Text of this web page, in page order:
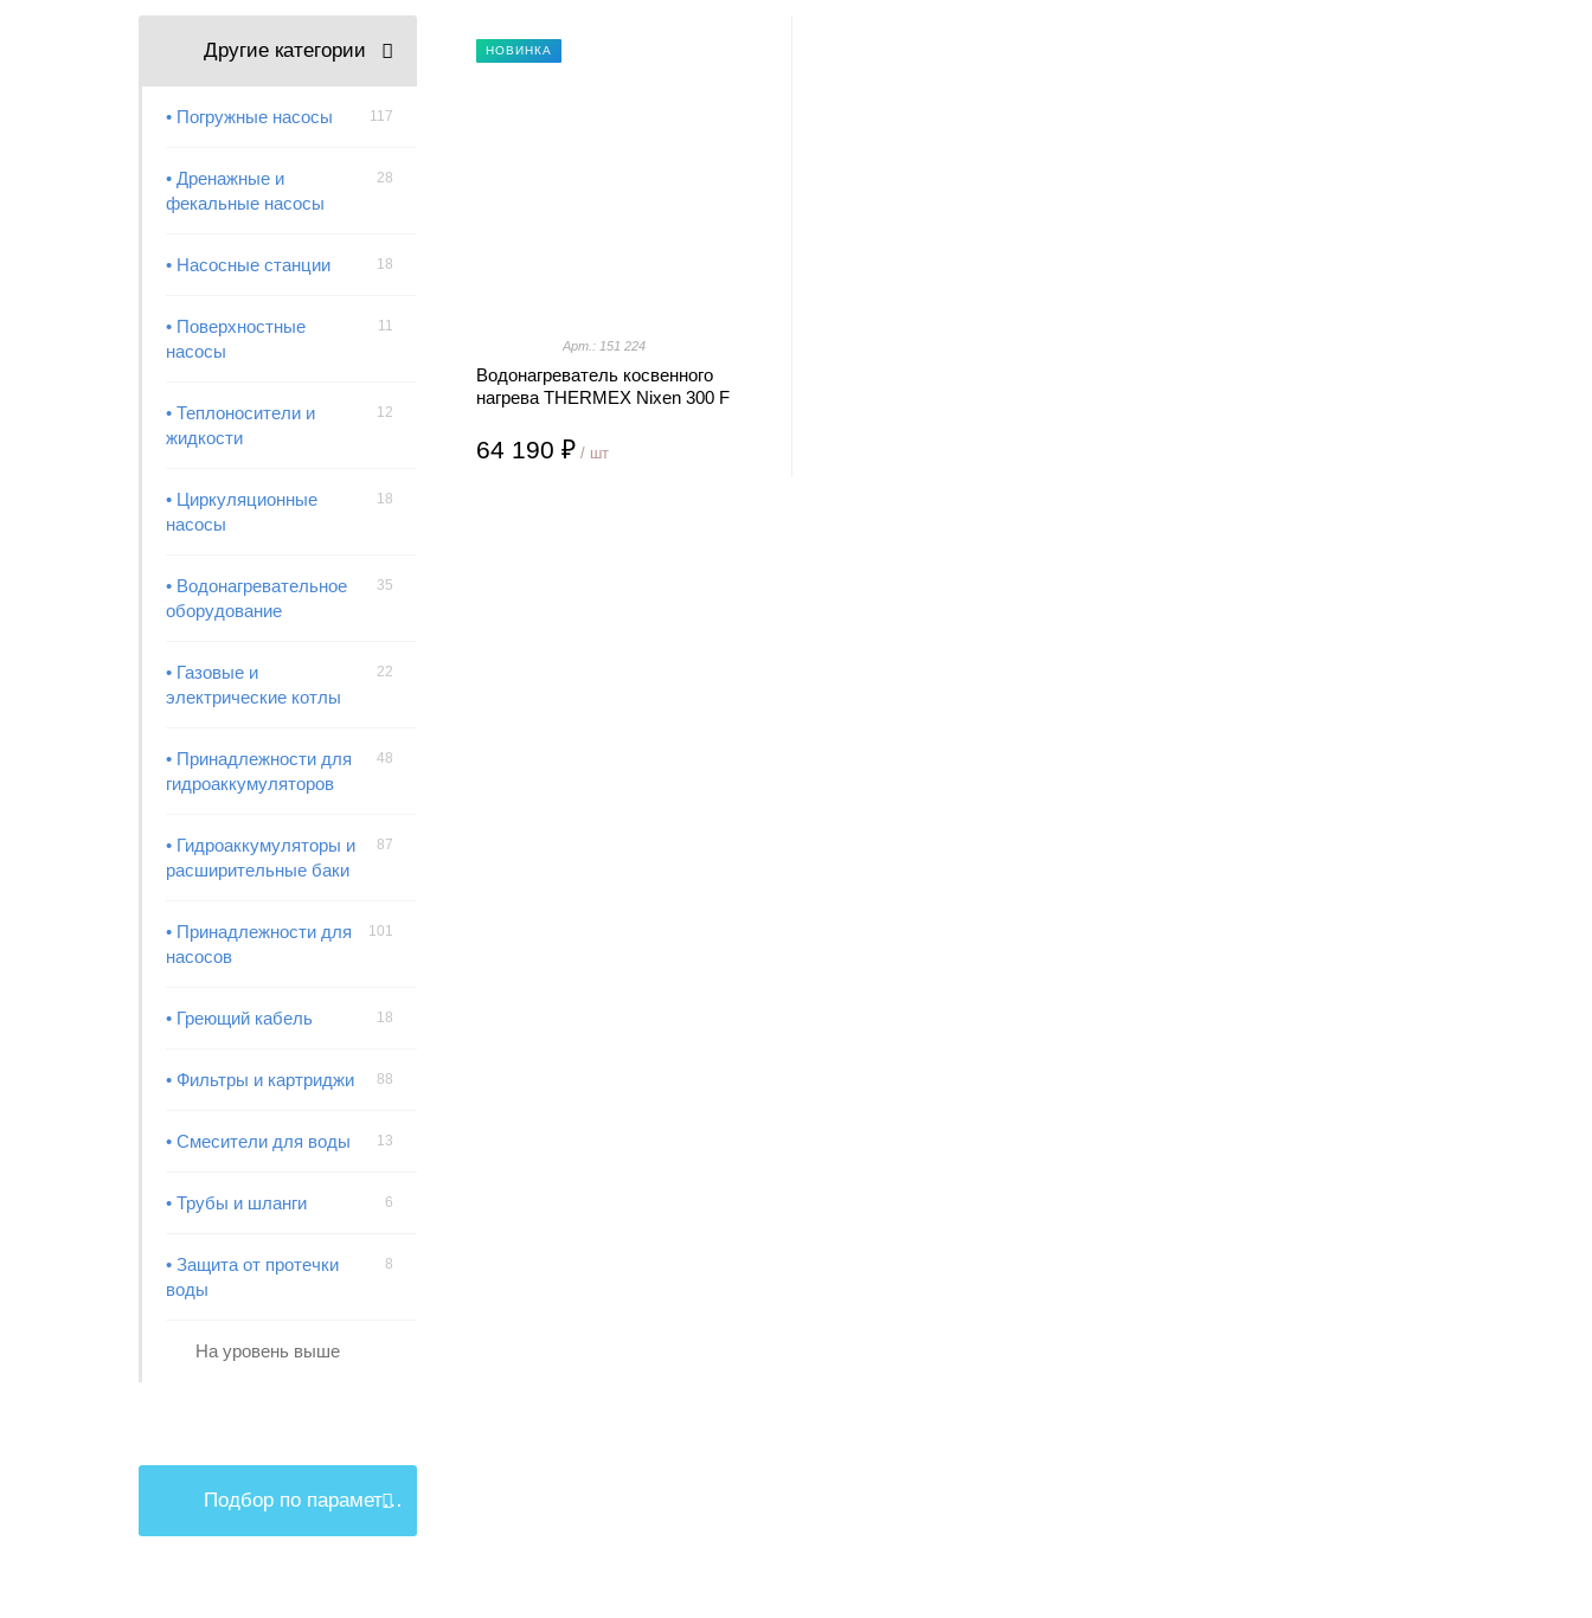
Другие категории
• Погружные насосы 117
• Дренажные и
фекальные насосы
28
• Насосные станции 18
• Поверхностные
насосы
11
• Теплоносители и
жидкости
12
• Циркуляционные
насосы
18
• Водонагревательное
оборудование
35
• Газовые и
электрические котлы
22
• Принадлежности для
гидроаккумуляторов
48
• Гидроаккумуляторы и
расширительные баки
87
• Принадлежности для
насосов
101
• Греющий кабель 18
• Фильтры и картриджи 88
• Смесители для воды 13
• Трубы и шланги 6
• Защита от протечки
воды
8
На уровень выше
Подбор по параметрам
НОВИНКА
Арт.: 151 224
Водонагреватель косвенного
нагрева THERMEX Nixen 300 F
64 190 ₽ / шт